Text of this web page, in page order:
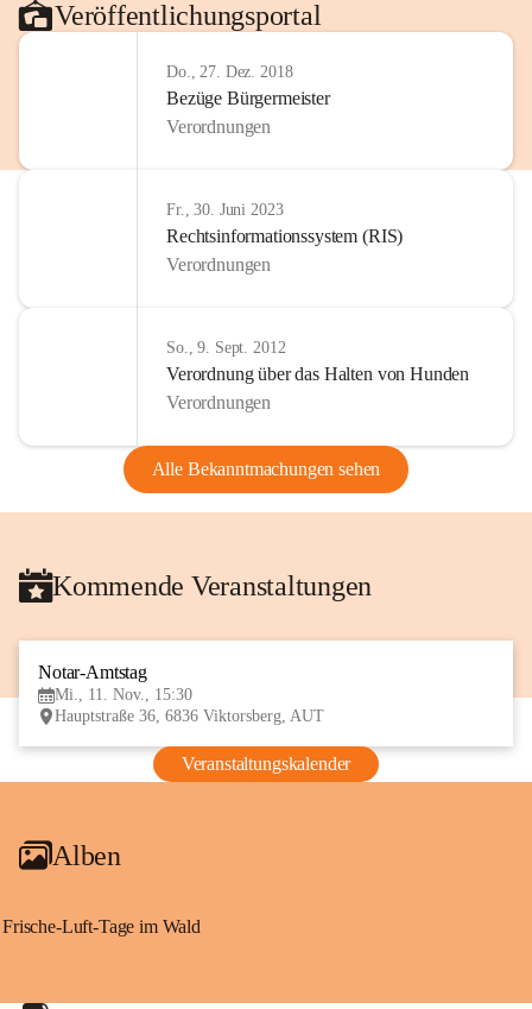
Veröffentlichungsportal
Do., 27. Dez. 2018
Bezüge Bürgermeister
Verordnungen
Fr., 30. Juni 2023
Rechtsinformationssystem (RIS)
Verordnungen
So., 9. Sept. 2012
Verordnung über das Halten von Hunden
Verordnungen
Alle Bekanntmachungen sehen
Kommende Veranstaltungen
Notar-Amtstag
Mi., 11. Nov., 15:30
Hauptstraße 36, 6836 Viktorsberg, AUT
Veranstaltungskalender
Alben
Frische-Luft-Tage im Wald